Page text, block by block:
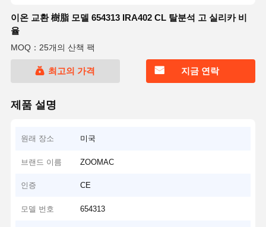
이온 교환 樹脂 모델 654313 IRA402 CL 탈분석 고 실리카 비
율
MOQ：25개의 산책 팩
최고의 가격 지금 연락
제품 설명
원래 장소 미국
브랜드 이름 ZOOMAC
인증 CE
모델 번호 654313